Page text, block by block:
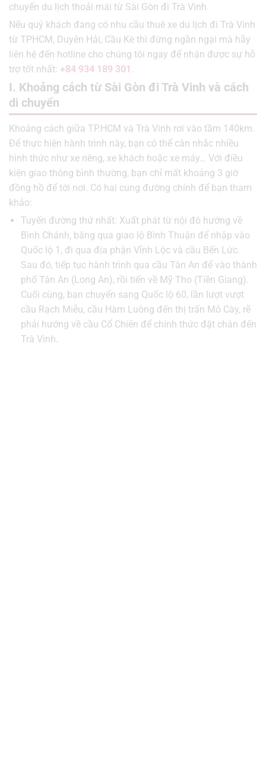
chuyến du lịch thoải mái từ Sài Gòn đi Trà Vinh.
Nếu quý khách đang có nhu cầu thuê xe du lịch đi Trà Vinh
từ TPHCM, Duyên Hải, Cầu Kè thì đừng ngần ngại mà hãy
liên hệ đến hotline cho chúng tôi ngay để nhận được sự hỗ
trợ tốt nhất: +84 934 189 301 .
I. Khoảng cách từ Sài Gòn đi Trà Vinh và cách
di chuyển
Khoảng cách giữa TP.HCM và Trà Vinh rơi vào tầm 140km.
Để thực hiện hành trình này, bạn có thể cân nhắc nhiều
hình thức như xe riêng, xe khách hoặc xe máy… Với điều
kiện giao thông bình thường, bạn chỉ mất khoảng 3 giờ
đồng hồ để tới nơi. Có hai cung đường chính để bạn tham
khảo:
Tuyến đường thứ nhất: Xuất phát từ nội đô hướng về
Bình Chánh, băng qua giao lộ Bình Thuận để nhập vào
Quốc lộ 1, đi qua địa phận Vĩnh Lộc và cầu Bến Lức.
Sau đó, tiếp tục hành trình qua cầu Tân An để vào thành
phố Tân An (Long An), rồi tiến về Mỹ Tho (Tiền Giang).
Cuối cùng, bạn chuyển sang Quốc lộ 60, lần lượt vượt
cầu Rạch Miễu, cầu Hàm Luông đến thị trấn Mỏ Cày, rẽ
phải hướng về cầu Cổ Chiên để chính thức đặt chân đến
Trà Vinh.